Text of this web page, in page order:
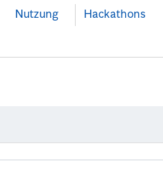
Nutzung Hackathons